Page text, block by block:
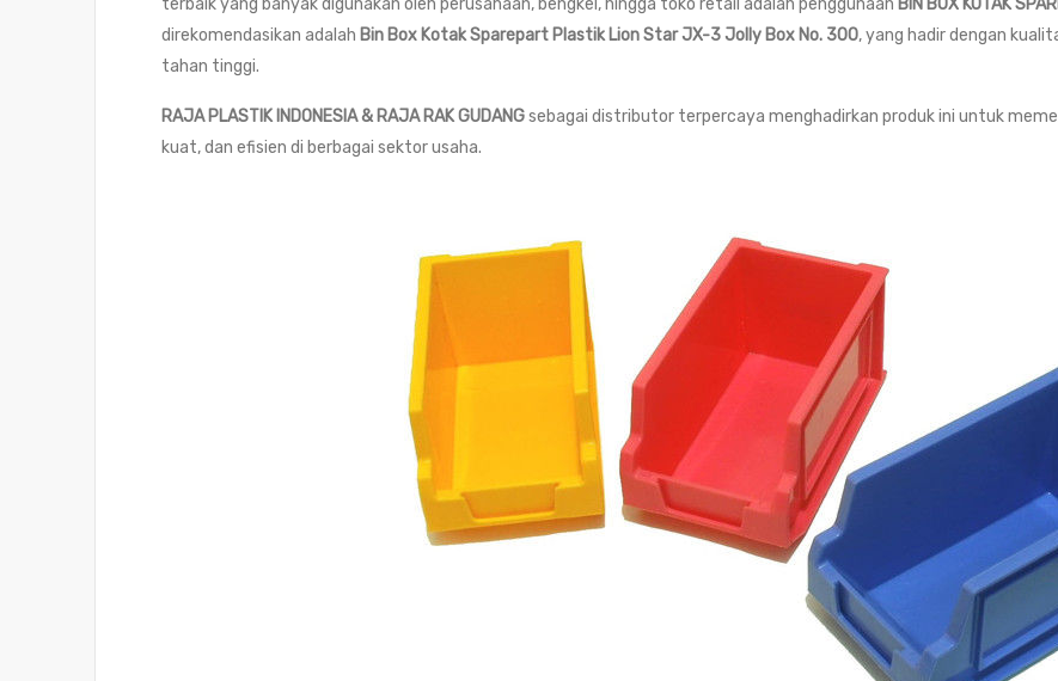
terbaik yang banyak digunakan oleh perusahaan, bengkel, hingga toko retail adalah penggunaan BIN BOX KOTAK
direkomendasikan adalah Bin Box Kotak Sparepart Plastik Lion Star JX-3 Jolly Box No. 300, yang hadir dengan
tahan tinggi.
RAJA PLASTIK INDONESIA & RAJA RAK GUDANGsebagai distributor terpercaya menghadirkan produk ini untuk
kuat, dan efisien di berbagai sektor usaha.